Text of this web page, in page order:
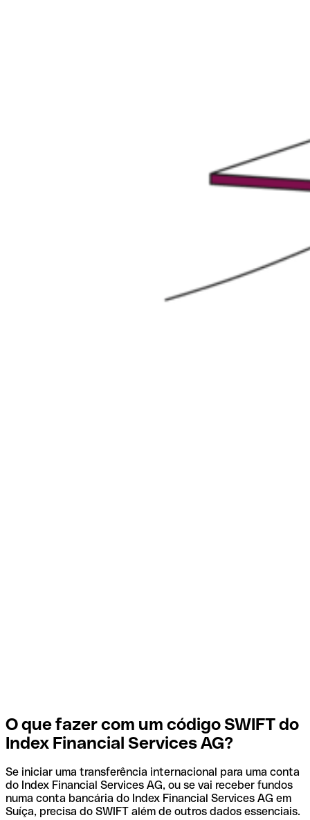
O que fazer com um código SWIFT do
Index Financial Services AG?
Se iniciar uma transferência internacional para uma conta
do Index Financial Services AG, ou se vai receber fundos
numa conta bancária do Index Financial Services AG em
Suíça, precisa do SWIFT além de outros dados essenciais.